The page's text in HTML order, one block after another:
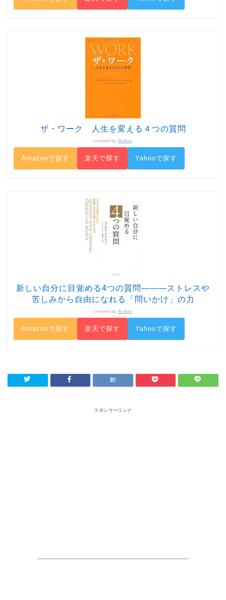
ザ・ワーク 人生を変える４つの質問
created by Rinker
Amazonで探す 楽天で探す Yahooで探す
新しい自分に目覚める4つの質問―――ストレスや
苦しみから自由になれる「問いかけ」の力
created by Rinker
Amazonで探す 楽天で探す Yahooで探す
スポンサーリンク